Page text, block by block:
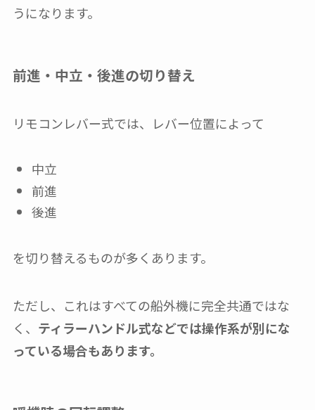
うになります。
前進・中立・後進の切り替え
リモコンレバー式では、レバー位置によって
中立
前進
後進
を切り替えるものが多くあります。
ただし、これはすべての船外機に完全共通ではな
く、 ティラーハンドル式などでは操作系が別にな
っている場合もあります。